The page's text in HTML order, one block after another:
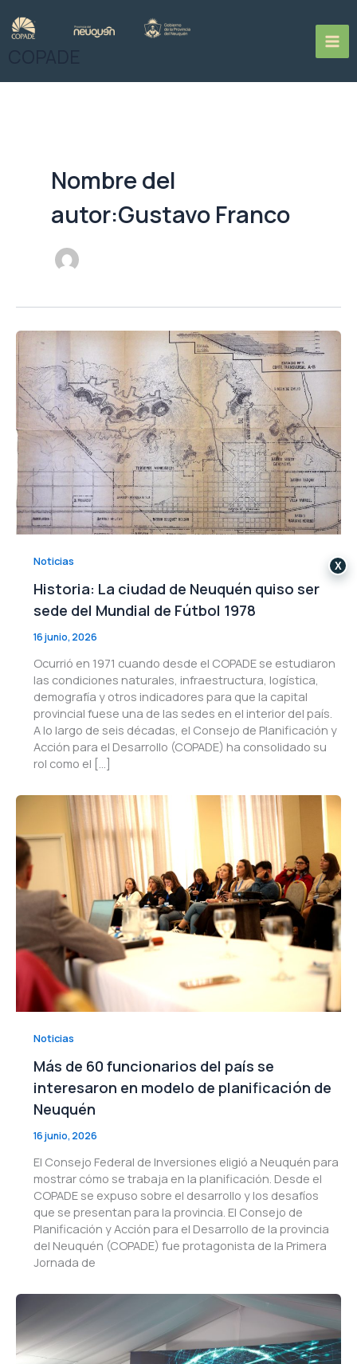
contenido
Nombre del
autor:Gustavo Franco
Noticias
Historia: La ciudad de Neuquén quiso ser
sede del Mundial de Fútbol 1978
16 junio, 2026
Ocurrió en 1971 cuando desde el COPADE se estudiaron
las condiciones naturales, infraestructura, logística,
demografía y otros indicadores para que la capital
provincial fuese una de las sedes en el interior del país.
A lo largo de seis décadas, el Consejo de Planificación y
Acción para el Desarrollo (COPADE) ha consolidado su
rol como el […]
Noticias
Más de 60 funcionarios del país se
interesaron en modelo de planificación de
Neuquén
16 junio, 2026
El Consejo Federal de Inversiones eligió a Neuquén para
mostrar cómo se trabaja en la planificación. Desde el
COPADE se expuso sobre el desarrollo y los desafíos
que se presentan para la provincia. El Consejo de
Planificación y Acción para el Desarrollo de la provincia
del Neuquén (COPADE) fue protagonista de la Primera
Jornada de
X